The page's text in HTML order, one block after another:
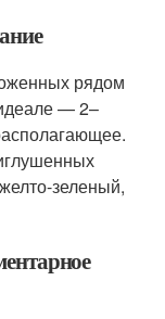
рядом
— 2–
зеленый,